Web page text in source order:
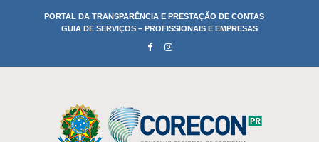
PORTAL DA TRANSPARÊNCIA E PRESTAÇÃO DE CONTAS
GUIA DE SERVIÇOS – PROFISSIONAIS E EMPRESAS